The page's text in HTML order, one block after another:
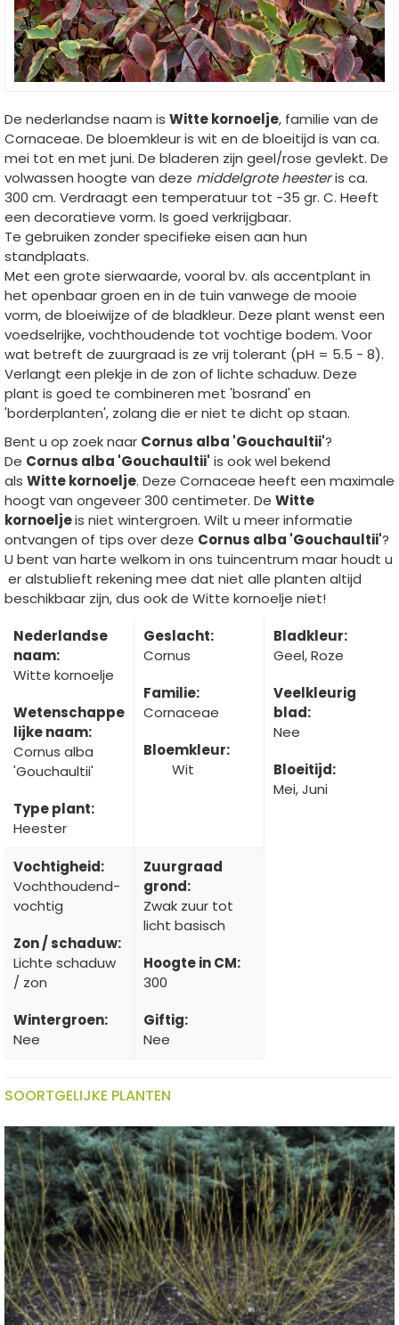
De nederlandse naam is Witte kornoelje, familie van de
Cornaceae. De bloemkleur is wit en de bloeitijd is van ca.
mei tot en met juni. De bladeren zijn geel/rose gevlekt. De
volwassen hoogte van deze middelgrote heesteris ca.
300 cm. Verdraagt een temperatuur tot -35 gr. C. Heeft
een decoratieve vorm. Is goed verkrijgbaar.
Te gebruiken zonder specifieke eisen aan hun
standplaats.
Met een grote sierwaarde, vooral bv. als accentplant in
het openbaar groen en in de tuin vanwege de mooie
vorm, de bloeiwijze of de bladkleur. Deze plant wenst een
voedselrijke, vochthoudende tot vochtige bodem. Voor
wat betreft de zuurgraad is ze vrij tolerant (pH = 5.5 - 8).
Verlangt een plekje in de zon of lichte schaduw. Deze
plant is goed te combineren met 'bosrand' en
'borderplanten', zolang die er niet te dicht op staan.
Bent u op zoek naar Cornus alba 'Gouchaultii'?
De Cornus alba 'Gouchaultii' is ook wel bekend
als Witte kornoelje. Deze Cornaceae heeft een maximale
hoogt van ongeveer 300 centimeter. De Witte
kornoeljeis niet wintergroen. Wilt u meer informatie
ontvangen of tips over deze Cornus alba 'Gouchaultii'?
U bent van harte welkom in ons tuincentrum maar houdt u
er alstublieft rekening mee dat niet alle planten altijd
beschikbaar zijn, dus ook de Witte kornoelje niet!
Nederlandse
naam:
Witte kornoelje
Wetenschappe
lijke naam:
Cornus alba
'Gouchaultii'
Type plant:
Heester
Geslacht:
Cornus
Familie:
Cornaceae
Bloemkleur:
Wit
Bladkleur:
Geel, Roze
Veelkleurig
blad:
Nee
Bloeitijd:
Mei, Juni
Vochtigheid:
Vochthoudend-
vochtig
Zon / schaduw:
Lichte schaduw
/ zon
Wintergroen:
Nee
Zuurgraad
grond:
Zwak zuur tot
licht basisch
Hoogte in CM:
300
Giftig:
Nee
SOORTGELIJKE PLANTEN